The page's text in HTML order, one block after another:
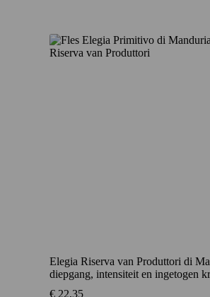
Elegia Riserva van Produttori di
diepgang, intensiteit en ingetogen
€ 22,35